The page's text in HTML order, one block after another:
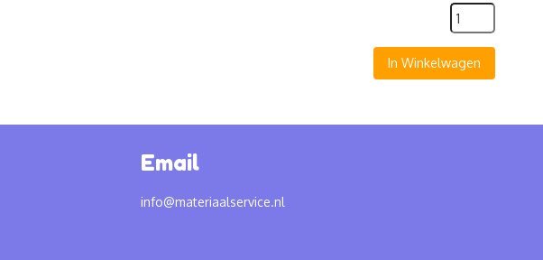
In Winkelwagen
Email
info@materiaalservice.nl